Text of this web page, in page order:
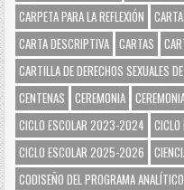
CARPETA PARA LA REFLEXIÓN
CARTA
CARTA DESCRIPTIVA CARTAS
CARTILLA DE DERECHOS SEXUALES
CENTENAS
CEREMONIA
CICLO ESCOLAR 2023-2024
CICLO ESCOLAR 2025-2026
CODISEÑO DEL PROGRAMA ANALÍTICO